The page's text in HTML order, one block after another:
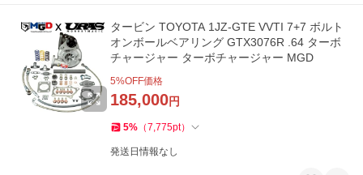
タービン TOYOTA 1JZ-GTE VVTI 7+7 ボルト
オンボールベアリング GTX3076R .64 ターボ
チャージャー ターボチャージャー MGD
5%OFF価格
185,000円
5% （7,775pt）
発送日情報なし